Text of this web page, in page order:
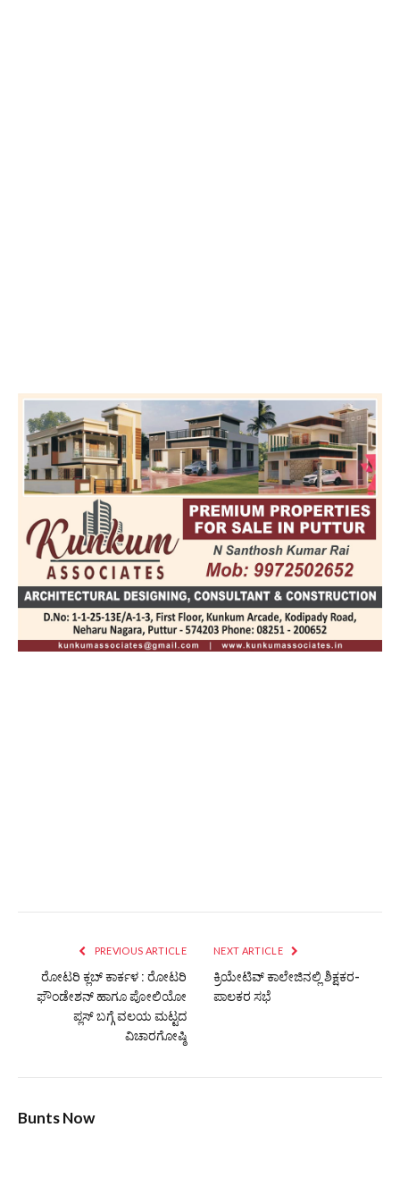
PREVIOUS ARTICLE
ರೋಟರಿ ಕ್ಲಬ್ ಕಾರ್ಕಳ : ರೋಟರಿ
ಫೌಂಡೇಶನ್ ಹಾಗೂ ಪೋಲಿಯೋ
ಪ್ಲಸ್ ಬಗ್ಗೆ ವಲಯ ಮಟ್ಟದ
ವಿಚಾರಗೋಷ್ಠಿ
NEXT ARTICLE
ಕ್ರಿಯೇಟಿವ್ ಕಾಲೇಜಿನಲ್ಲಿ ಶಿಕ್ಷಕರ-
ಪಾಲಕರ ಸಭೆ
Bunts Now